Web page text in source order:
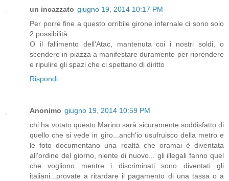
un incazzato giugno 19, 2014 10:17 PM
Per porre fine a questo orribile girone infernale ci sono solo
2 possibilità.
O il fallimento dell'Atac, mantenuta coi i nostri soldi, o
scendere in piazza a manifestare duramente per riprendere
e ripulire gli spazi che ci spettano di diritto
Rispondi
Anonimo giugno 19, 2014 10:59 PM
chi ha votato questo Marino sarà sicuramente soddisfatto di
quello che si vede in giro...anch'io usufruisco della metro e
le foto documentano una realtà che oramai è diventata
all'ordine del giorno, niente di nuovo... gli illegali fanno quel
che vogliono mentre i discriminati sono diventati gli
italiani...provate a ritardare il pagamento di una tassa o a